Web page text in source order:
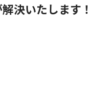
決いたします！